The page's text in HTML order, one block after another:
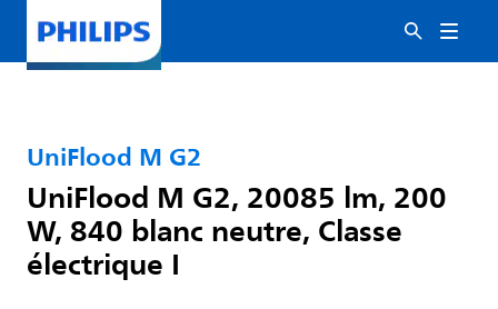
UniFlood M G2
UniFlood M G2, 20085 lm, 200
W, 840 blanc neutre, Classe
électrique I